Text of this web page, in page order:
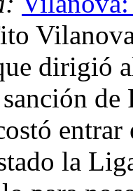
dirigió
de
entrar
la